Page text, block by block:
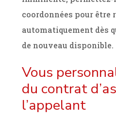
coordonnées pour être
automatiquement dès
de nouveau disponible.
Vous
du contrat
l’appelant